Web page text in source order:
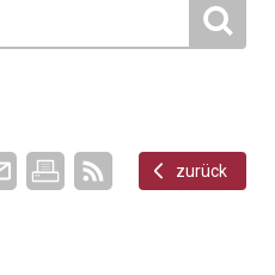
zurück